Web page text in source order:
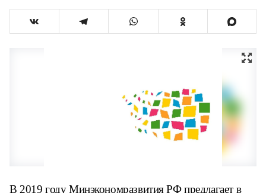
В 2019 году Минэкономразвития РФ предлагает в